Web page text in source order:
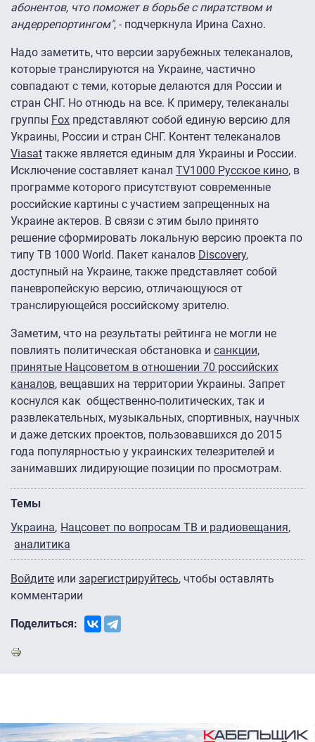
абонентов, что поможет в борьбе с пиратством и
андеррепортингом", - подчеркнула Ирина Сахно.
Надо заметить, что версии зарубежных телеканалов,
которые транслируются на Украине, частично
совпадают с теми, которые делаются для России и
стран СНГ. Но отнюдь на все. К примеру, телеканалы
группы Fox представляют собой единую версию для
Украины, России и стран СНГ. Контент телеканалов
Viasat также является единым для Украины и России.
Исключение составляет канал TV1000 Русское кино, в
программе которого присутствуют современные
российские картины с участием запрещенных на
Украине актеров. В связи с этим было принято
решение сформировать локальную версию проекта по
типу ТВ 1000 World. Пакет каналов Discovery,
доступный на Украине, также представляет собой
паневропейскую версию, отличающуюся от
транслирующейся российскому зрителю.
Заметим, что на результаты рейтинга не могли не
повлиять политическая обстановка и санкции,
принятые Нацсоветом в отношении 70 российских
каналов, вещавших на территории Украины. Запрет
коснулся как общественно-политических, так и
развлекательных, музыкальных, спортивных, научных
и даже детских проектов, пользовавшихся до 2015
года популярностью у украинских телезрителей и
занимавших лидирующие позиции по просмотрам.
Темы
Украина Нацсовет по вопросам ТВ и радиовещания
аналитика
Войдите или зарегистрируйтесь, чтобы оставлять
комментарии
Поделиться: